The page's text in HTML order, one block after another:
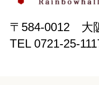
〒584-0012 大
TEL 0721-25-